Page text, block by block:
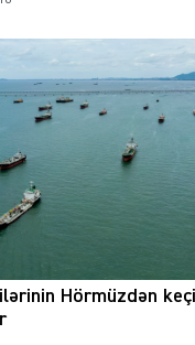
Hörmüzdən